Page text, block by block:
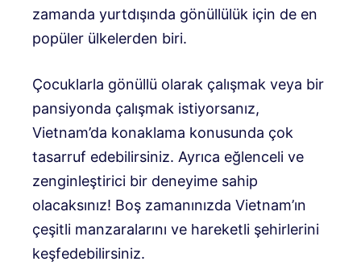
zamanda yurtdışında gönüllülük için de en
popüler ülkelerden biri.
Çocuklarla gönüllü olarak çalışmak veya bir
pansiyonda çalışmak istiyorsanız,
Vietnam’da konaklama konusunda çok
tasarruf edebilirsiniz. Ayrıca eğlenceli ve
zenginleştirici bir deneyime sahip
olacaksınız! Boş zamanınızda Vietnam’ın
çeşitli manzaralarını ve hareketli şehirlerini
keşfedebilirsiniz.